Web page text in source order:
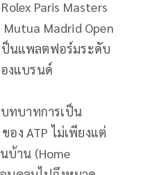
Paris Masters
Madrid Open
ป็นแพลตฟอร์มระดับ
งแบรนด์
ทบาทการเป็น
อง ATP ไม่เพียงแต่
บ้าน (Home